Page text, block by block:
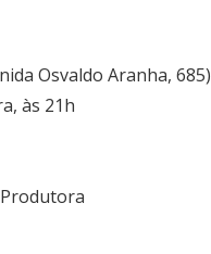
Osvaldo Aranha, 685)
às 21h